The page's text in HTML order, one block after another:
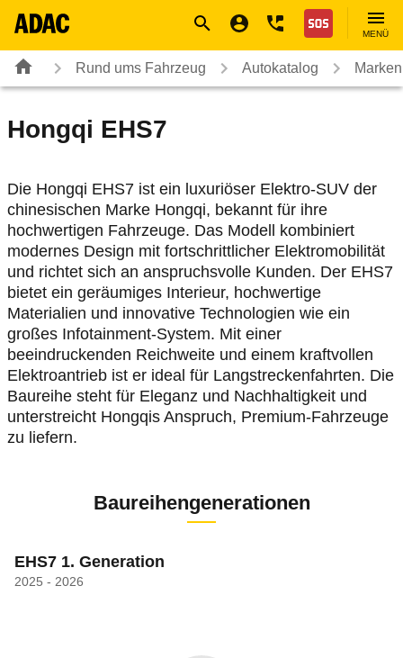
Nothilfe
MENÜ
Rund ums Fahrzeug Autokatalog
Hongqi EHS7
Die Hongqi EHS7 ist ein luxuriöser Elektro-SUV der
chinesischen Marke Hongqi, bekannt für ihre
hochwertigen Fahrzeuge. Das Modell kombiniert
modernes Design mit fortschrittlicher Elektromobilität
und richtet sich an anspruchsvolle Kunden. Der EHS7
bietet ein geräumiges Interieur, hochwertige
Materialien und innovative Technologien wie ein
großes Infotainment-System. Mit einer
beeindruckenden Reichweite und einem kraftvollen
Elektroantrieb ist er ideal für Langstreckenfahrten. Die
Baureihe steht für Eleganz und Nachhaltigkeit und
unterstreicht Hongqis Anspruch, Premium-Fahrzeuge
zu liefern.
Baureihengenerationen
EHS7 1. Generation
2025 - 2026